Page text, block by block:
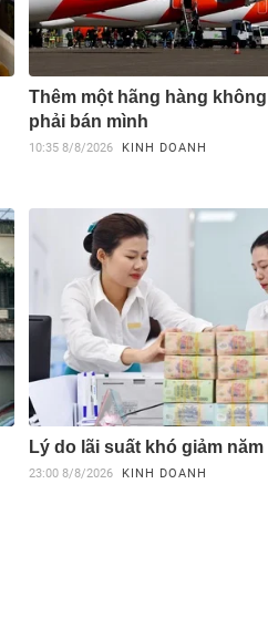
Thêm một hãng hàng
phải bán mình
10:35 8/8/2026 KINH DOANH
Lý do lãi suất khó giảm năm
23:00 8/8/2026 KINH DOANH